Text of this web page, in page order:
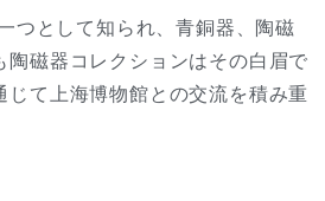
つとして知られ、青銅器、陶磁
磁器コレクションはその白眉で
て上海博物館との交流を積み重